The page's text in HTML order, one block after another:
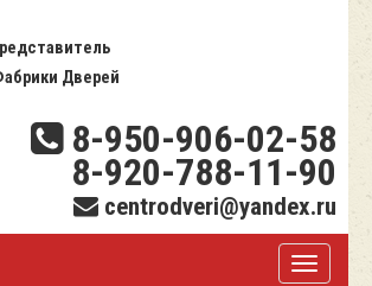
Дверей
8-950-906-02-58
8-920-788-11-90
centrodveri@yandex.ru